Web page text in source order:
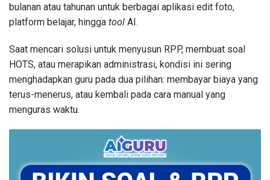
bulanan atau tahunan untuk berbagai aplikasi edit foto,
platform belajar, hingga tool AI.
Saat mencari solusi untuk menyusun RPP, membuat soal
HOTS, atau merapikan administrasi, kondisi ini sering
menghadapkan guru pada dua pilihan: membayar biaya yang
terus-menerus, atau kembali pada cara manual yang
menguras waktu.